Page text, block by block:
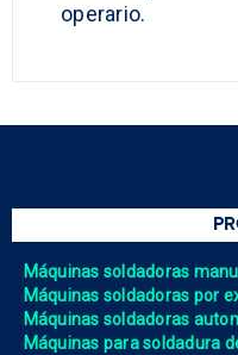
operario.
Máquinas soldadoras
Máquinas soldadoras por
Máquinas soldadoras
Máquinas para soldadura